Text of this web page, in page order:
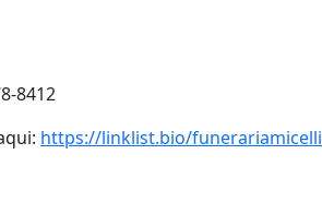
8412
https://linklist.bio/funerariamicelli